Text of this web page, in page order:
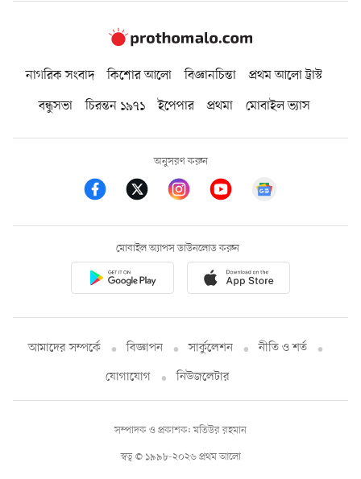
নাগরিক সংবাদ কিশোর আলো বিজ্ঞানচিন্তা
প্রথম আলো ট্রাস্ট
বন্ধুসভা
চিরন্তন ১৯৭১ ইপেপার প্রথমা মোবাইল ভ্যাস
অনুসরণ করুন
মোবাইল অ্যাপস ডাউনলোড করুন
আমাদের সম্পর্কে বিজ্ঞাপন সার্কুলেশন
নীতি ও শর্ত
যোগাযোগ
নিউজলেটার
স্বত্ব © ১৯৯৮-২০২৬ প্রথম আলো
সম্পাদক ও প্রকাশক: মতিউর রহমান